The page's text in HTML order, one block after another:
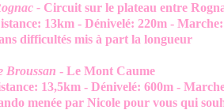
- Circuit sur le plateau entre
- Dénivelé: 220m - Marche:
mis à part la longueur
Broussan - Le Mont Caume
- Dénivelé: 600m -
par Nicole pour vous qui